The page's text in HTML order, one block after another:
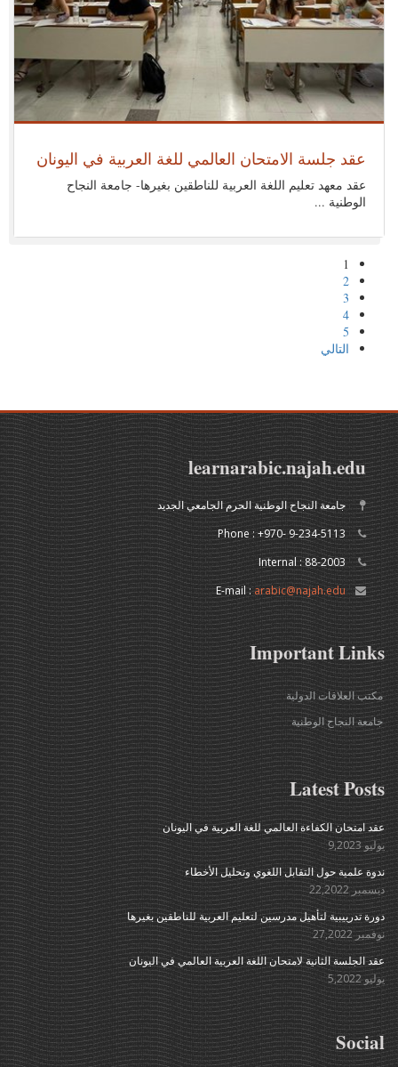
عقد جلسة الامتحان العالمي للغة العربية في اليونان
عقد معهد تعليم اللغة العربية للناطقين بغيرها- جامعة النجاح
الوطنية ...
1
2
3
4
5
التالي
learnarabic.najah.edu
جامعة النجاح الوطنية الحرم الجامعي الجديد
arabic@najah.edu
Important Links
مكتب العلاقات الدولية
جامعة النجاح الوطنية
Latest Posts
عقد امتحان الكفاءة العالمي للغة العربية في اليونان
يوليو 9,2023
ندوة علمية حول التقابل اللغوي وتحليل الأخطاء
ديسمبر 22,2022
دورة تدرييبية لتأهيل مدرسين لتعليم العربية للناطقين بغيرها
نوفمبر 27,2022
عقد الجلسة الثانية لامتحان اللغة العربية العالمي في اليونان
يوليو 5,2022
Social